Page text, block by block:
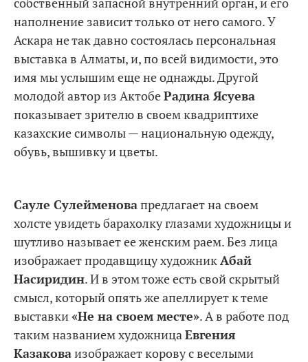
наполнение зависит только от него самого. У
Аскара не так давно состоялась персональная
выставка в Алматы, и, по всей видимости, это
имя мы услышим еще не однажды. Другой
молодой автор из АктобеРадина Ясуева
показывает зрителю в своем квадриптихе
казахские символы — национальную одежду,
обувь, вышивку и цветы.
Сауле Сулейменовапредлагает на своем
холсте увидеть барахолку глазами художницы и
шутливо называет ее женским раем. Без лица
изображает продавщицу художникАбай
Насиридин. И в этом тоже есть свой скрытый
смысл, который опять же апеллирует к теме
выставки«Не на своем месте». А в работе под
таким названием художницаЕвгения
Казаковаизображает корову с веселыми